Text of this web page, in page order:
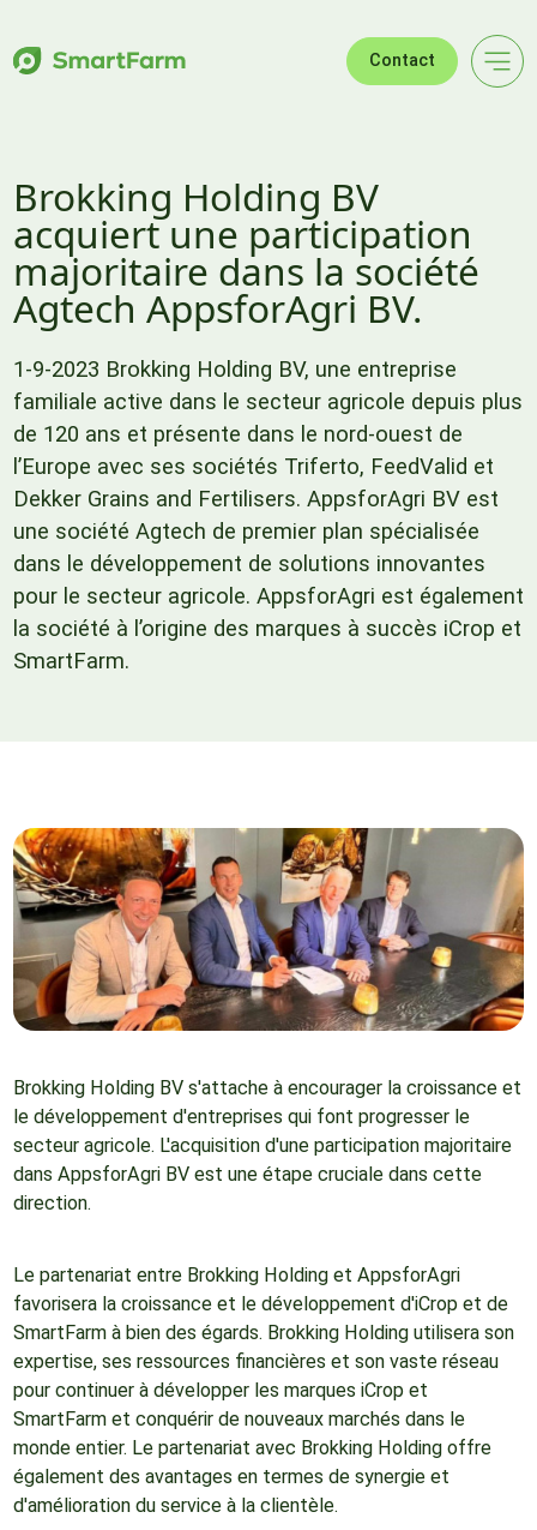
Contact
Brokking Holding BV
acquiert une participation
majoritaire dans la société
Agtech AppsforAgri BV.
1-9-2023 Brokking Holding BV, une entreprise
familiale active dans le secteur agricole depuis plus
de 120 ans et présente dans le nord-ouest de
l’Europe avec ses sociétés Triferto, FeedValid et
Dekker Grains and Fertilisers. AppsforAgri BV est
une société Agtech de premier plan spécialisée
dans le développement de solutions innovantes
pour le secteur agricole. AppsforAgri est également
la société à l’origine des marques à succès iCrop et
SmartFarm.
Brokking Holding BV s'attache à encourager la croissance et
le développement d'entreprises qui font progresser le
secteur agricole. L'acquisition d'une participation majoritaire
dans AppsforAgri BV est une étape cruciale dans cette
direction.
Le partenariat entre Brokking Holding et AppsforAgri
favorisera la croissance et le développement d'iCrop et de
SmartFarm à bien des égards. Brokking Holding utilisera son
expertise, ses ressources financières et son vaste réseau
pour continuer à développer les marques iCrop et
SmartFarm et conquérir de nouveaux marchés dans le
monde entier. Le partenariat avec Brokking Holding offre
également des avantages en termes de synergie et
d'amélioration du service à la clientèle.